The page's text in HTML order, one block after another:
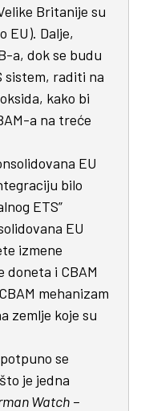
Britanije su
EU). Dalje,
a, dok se budu
sistem, raditi na
kako bi
a na treće
EU
bilo
ETS”
EU
izmene
doneta i CBAM
mehanizam
zemlje koje su
se
je jedna
Watch –